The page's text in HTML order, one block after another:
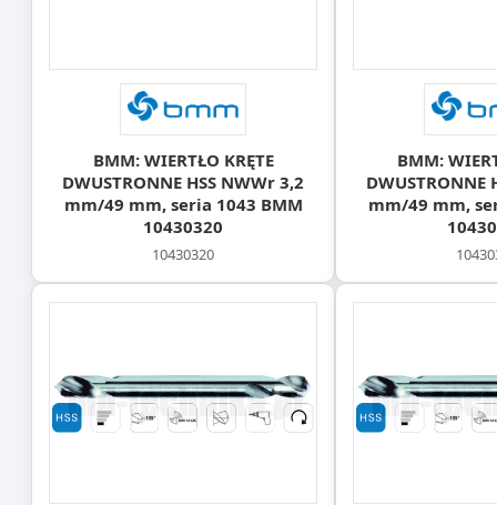
BMM: WIERTŁO KRĘTE
DWUSTRONNE HSS NWWr 3,2
mm/49 mm, seria 1043 BMM
10430320
10430320
BMM:
DWUSTRONNE
mm/49 mm,